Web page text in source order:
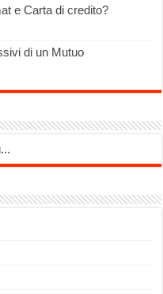
e Carta di credito?
di un Mutuo